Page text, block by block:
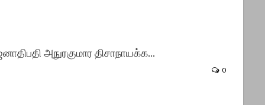
அநுரகுமார திசாநாயக்க…
0